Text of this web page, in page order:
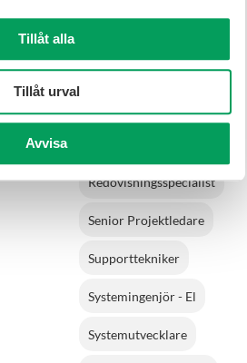
Tillåt alla
Tillåt urval
Avvisa
Nätverksspecialist
Redovisningsspecialist
Senior Projektledare
Supporttekniker
Systemingenjör - El
Systemutvecklare